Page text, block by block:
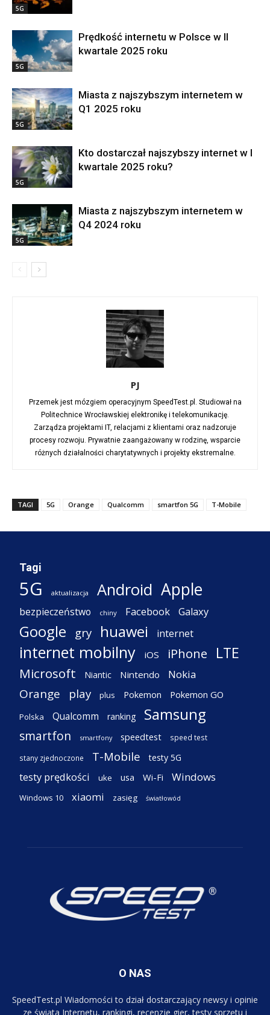
5G
5G
Prędkość internetu w Polsce w II
kwartale 2025 roku
5G
Miasta z najszybszym internetem w
Q1 2025 roku
5G
Kto dostarczał najszybszy internet w I
kwartale 2025 roku?
5G
Miasta z najszybszym internetem w
Q4 2024 roku
PJ
Przemek jest mózgiem operacyjnym SpeedTest.pl. Studiował na
Politechnice Wrocławskiej elektronikę i telekomunikację.
Zarządza projektami IT, relacjami z klientami oraz nadzoruje
procesy rozwoju. Prywatnie zaangażowany w rodzinę, wsparcie
różnych działalności charytatywnych i projekty ekstremalne.
TAGI 5G Orange Qualcomm smartfon 5G T-Mobile
Tagi
5G aktualizacja Android Apple
bezpieczeństwo chiny Facebook Galaxy
Google gry huawei internet
internet mobilny iOS iPhone LTE
Microsoft Niantic Nintendo Nokia
Orange play plus Pokemon Pokemon GO
Polska Qualcomm ranking Samsung
smartfon smartfony speedtest speed test
stany zjednoczone T-Mobile testy 5G
testy prędkości uke usa Wi-Fi Windows
Windows 10 xiaomi zasięg światłowód
O NAS
SpeedTest.pl Wiadomości to dział dostarczający newsy i opinie
ze świata Internetu, rankingi, recenzje gier, testy sprzętu i